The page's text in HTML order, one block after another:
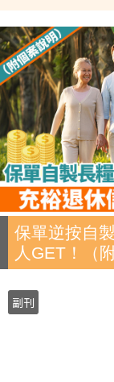
保單逆按自
人GET！（
副刊